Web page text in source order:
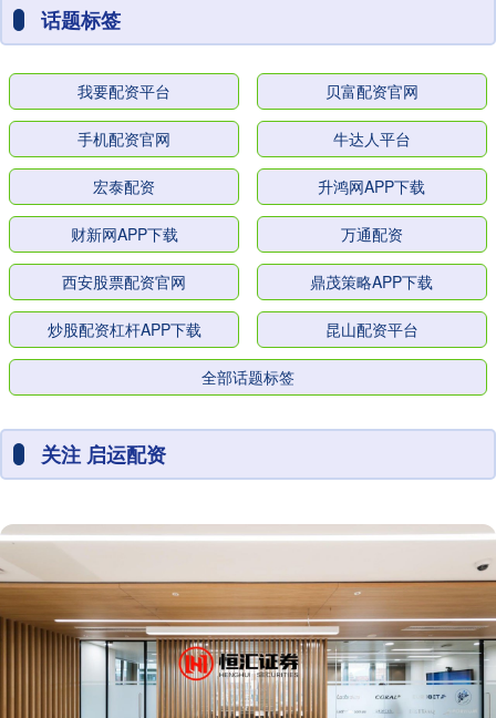
话题标签
我要配资平台 贝富配资官网
手机配资官网 牛达人平台
宏泰配资 升鸿网APP下载
财新网APP下载 万通配资
西安股票配资官网 鼎茂策略APP下载
炒股配资杠杆APP下载 昆山配资平台
全部话题标签
关注 启运配资